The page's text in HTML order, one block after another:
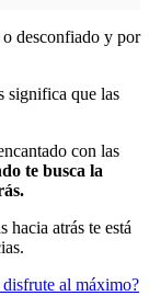
o desconfiado y por
significa que las
con las
te busca la
hacia atrás te está
disfrute al máximo?